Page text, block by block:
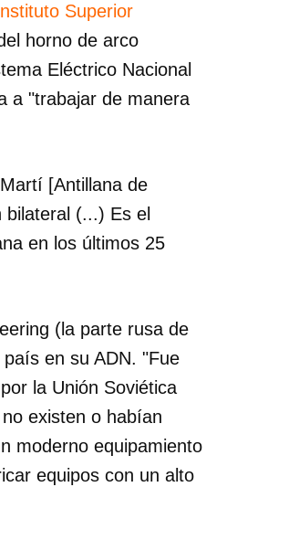
con tu
Superior
horno de arco
Eléctrico Nacional
a "trabajar de manera
[Antillana de
(...) Es el
en los últimos 25
(la parte rusa de
en su ADN. "Fue
la Unión Soviética
existen o habían
moderno equipamiento
equipos con un alto